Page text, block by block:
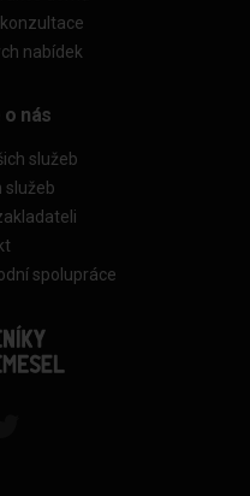
nabídek
nás
služeb
služeb
spolupráce